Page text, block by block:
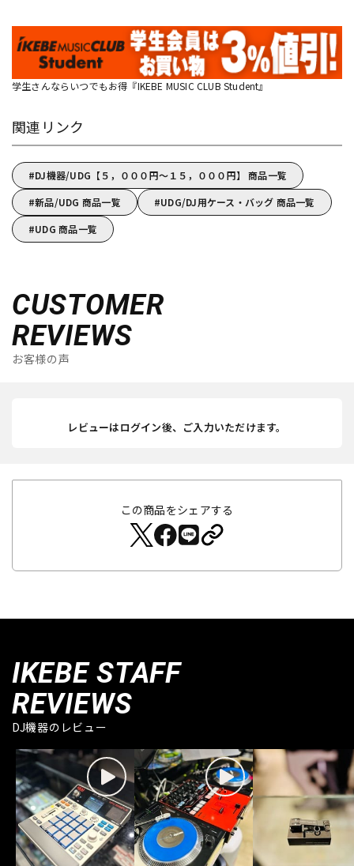
学生さんならいつでもお得『IKEBE MUSIC CLUB Student』
関連リンク
DJ機器/UDG【５，０００円～１５，０００円】 商品一覧
新品/UDG 商品一覧
UDG/DJ用ケース・バッグ 商品一覧
UDG 商品一覧
CUSTOMER
REVIEWS
お客様の声
レビューはログイン後、ご入力いただけます。
この商品をシェアする
IKEBE STAFF
REVIEWS
DJ機器のレビュー